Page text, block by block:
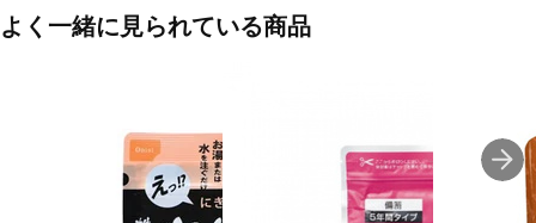
ん白(大豆を含む)、食塩、でん粉分解物、デミグラス風ソース、ビ
料、酸化防止剤(ビタミンE)、香料
■パッケージサイズ：160×80×155mm
よく一緒に見られている商品